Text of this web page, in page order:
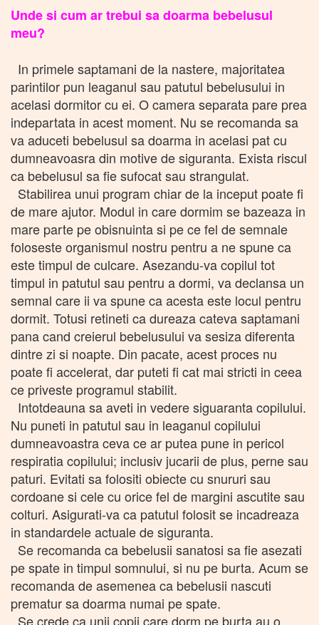
Unde si cum ar trebui sa doarma bebelusul
meu?
In primele saptamani de la nastere, majoritatea
parintilor pun leaganul sau patutul bebelusului in
acelasi dormitor cu ei. O camera separata pare prea
indepartata in acest moment. Nu se recomanda sa
va aduceti bebelusul sa doarma in acelasi pat cu
dumneavoasra din motive de siguranta. Exista riscul
ca bebelusul sa fie sufocat sau strangulat.
Stabilirea unui program chiar de la inceput poate fi
de mare ajutor. Modul in care dormim se bazeaza in
mare parte pe obisnuinta si pe ce fel de semnale
foloseste organismul nostru pentru a ne spune ca
este timpul de culcare. Asezandu-va copilul tot
timpul in patutul sau pentru a dormi, va declansa un
semnal care ii va spune ca acesta este locul pentru
dormit. Totusi retineti ca dureaza cateva saptamani
pana cand creierul bebelusului va sesiza diferenta
dintre zi si noapte. Din pacate, acest proces nu
poate fi accelerat, dar puteti fi cat mai stricti in ceea
ce priveste programul stabilit.
Intotdeauna sa aveti in vedere siguaranta copilului.
Nu puneti in patutul sau in leaganul copilului
dumneavoastra ceva ce ar putea pune in pericol
respiratia copilului; inclusiv jucarii de plus, perne sau
paturi. Evitati sa folositi obiecte cu snururi sau
cordoane si cele cu orice fel de margini ascutite sau
colturi. Asigurati-va ca patutul folosit se incadreaza
in standardele actuale de siguranta.
Se recomanda ca bebelusii sanatosi sa fie asezati
pe spate in timpul somnului, si nu pe burta. Acum se
recomanda de asemenea ca bebelusii nascuti
prematur sa doarma numai pe spate.
Se crede ca unii copii care dorm pe burta au o